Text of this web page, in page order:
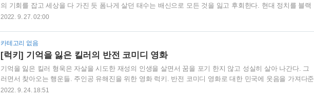
의 기회를 잡고 세상을 다 가진 듯 폼나게 살던 태수는 배신으로 모든 것을 잃고 후회한다. 현대 정치를 블랙
코미디로 만든 작품이다. 줄거리와 결말이 포함되어 있습니다. 영화 [더 킹 ] 상영시간 134분 등장인물들 소
희를 만나 결혼한다.한강식(정우성 배우) 공권력의 힘으로 권력을 행사한다. 대한민국을 자신의 손으로 쥐락
벼락 할 수 있다고 믿고 있다.양동철(배성우 배우) 한강식의 오른팔 역할..
2022. 9. 27. 02:00
카테고리 없음
[럭키] 기억을 잃은 킬러의 반전 코미디 영화
기억을 잃은 킬러 형욱은 자살을 시도한 재성의 인생을 살면서 꿈을 포기 한지 않고 성실히 살아 나간다. 그
러면서 찾아오는 행운들. 주인공 유해진을 위한 영화 럭키. 반전 코미디 영화로 대한 민국에 웃음을 가져다준
영화. 고객 만족도 100프로 킬러 형욱은 뒤 바뀐 인생에서 배우의 꿈에 도전한다. 거액의 돈을 받고 일을 처
2022. 9. 24. 18:51